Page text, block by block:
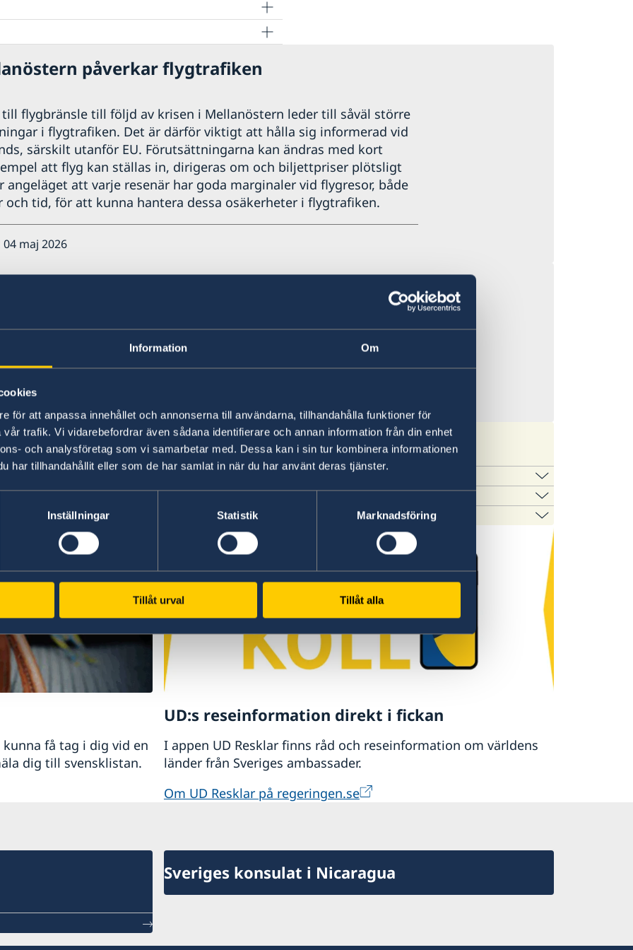
Information Om
för att anpassa innehållet och annonserna till användarna, tillhandahålla funktioner för
trafik. Vi vidarebefordrar även sådana identifierare och annan information från din enhet
och analysföretag som vi samarbetar med. Dessa kan i sin tur kombinera informationen
har tillhandahållit eller som de har samlat in när du har använt deras tjänster.
Inställningar Statistik Marknadsföring
Tillåt urval Tillåt alla
påverkar flygtrafiken
flygbränsle till följd av krisen i Mellanöstern leder till såväl större
i flygtrafiken. Det är därför viktigt att hålla sig informerad vid
särskilt utanför EU. Förutsättningarna kan ändras med kort
att flyg kan ställas in, dirigeras om och biljettpriser plötsligt
angeläget att varje resenär har goda marginaler vid flygresor, både
och tid, för att kunna hantera dessa osäkerheter i flygtrafiken.
maj 2026
aktuella händelser att rapportera.
maj 2026, 11.41
inget visum för inresa i de Centralamerikanska länderna. För mer information, se
respektive lands ambassad eller konsulat i Sverige.
pass? Först måste du ansöka om ett samordningsnummer.
utomlands? Läs mer
om hur du går tillväga i Guatemala.
få tag i dig vid en
dig till svensklistan.
UD:s reseinformation direkt i fickan
I appen UD Resklar finns råd och reseinformation om världens
länder från Sveriges ambassader.
Om UD Resklar på regeringen.se
Sveriges konsulat i Nicaragua